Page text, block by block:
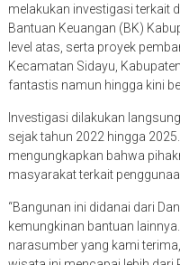
melakukan investigasi terkait
Bantuan Keuangan (BK)
level atas, serta proyek
Kecamatan Sidayu,
fantastis namun hingga kini
Investigasi dilakukan
sejak tahun 2022 hingga 2025.
mengungkapkan bahwa
masyarakat terkait
“Bangunan ini didanai dari
kemungkinan bantuan
narasumber yang kami